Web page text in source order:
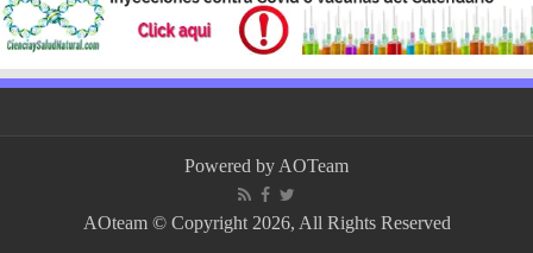
Powered by AOTeam
AOteam © Copyright 2026, All Rights Reserved